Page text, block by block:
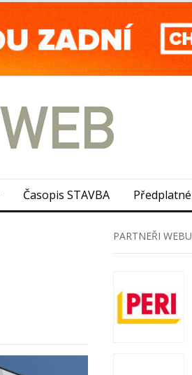
Časopis STAVBA Předplatné
PARTNEŘI WEBU